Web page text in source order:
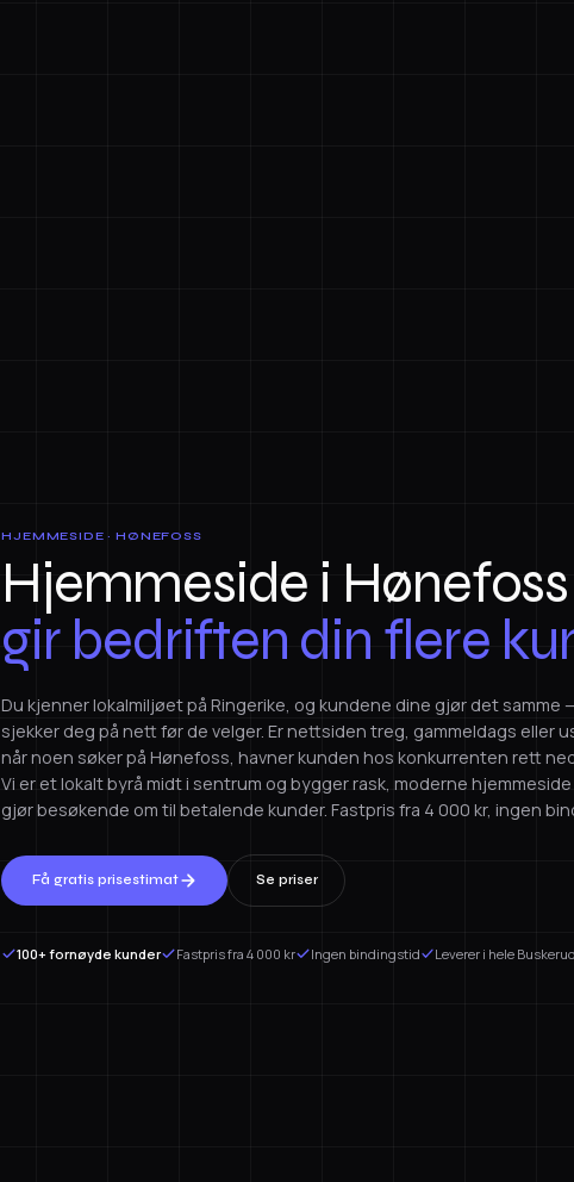
HJEMMESIDE · HØNEFOSS
Hjemmeside i Hønefoss
gir bedriften din flere
Du kjenner lokalmiljøet på Ringerike, og kundene dine gjør det samme
sjekker deg på nett før de velger. Er nettsiden treg, gammeldags eller
når noen søker på Hønefoss, havner kunden hos konkurrenten rett
Vi er et lokalt byrå midt i sentrum og bygger rask, moderne hjemmeside
gjør besøkende om til betalende kunder. Fastpris fra 4 000 kr, ingen
Få gratis prisestimat Se priser
100+ fornøyde kunder Fastpris fra 4 000 kr Ingen bindingstid Leverer i hele Buskerud